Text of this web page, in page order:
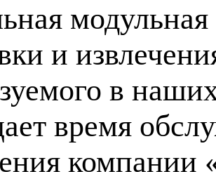
модульная
и
в
время
компании